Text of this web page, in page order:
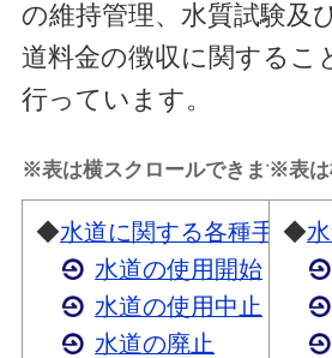
の維持管理、水質試験及
道料金の徴収に関するこ
行っています。
※表は横スクロールできます。
◆水道に関する各種手続き
水道の使用開始
水道の使用中止
水道の廃止
※表は
◆